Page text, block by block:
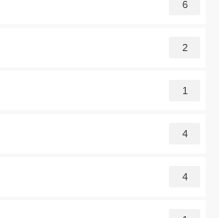
6
2
1
4
4